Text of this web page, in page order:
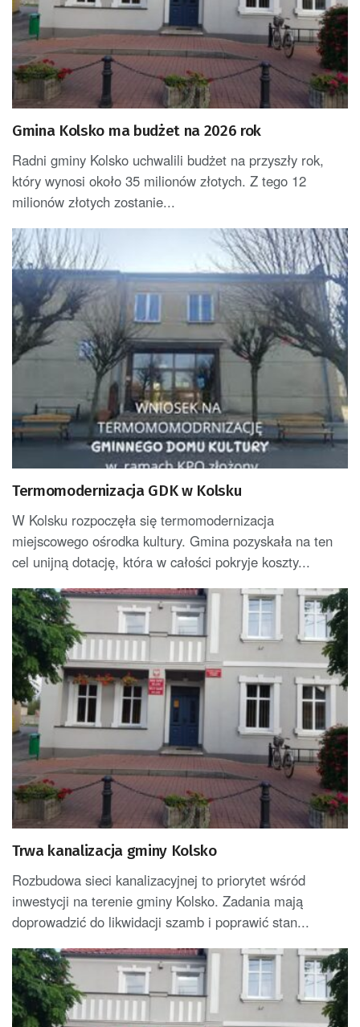
Gmina Kolsko ma budżet na 2026 rok
Radni gminy Kolsko uchwalili budżet na przyszły rok,
który wynosi około 35 milionów złotych. Z tego 12
milionów złotych zostanie...
Termomodernizacja GDK w Kolsku
W Kolsku rozpoczęła się termomodernizacja
miejscowego ośrodka kultury. Gmina pozyskała na ten
cel unijną dotację, która w całości pokryje koszty...
Trwa kanalizacja gminy Kolsko
Rozbudowa sieci kanalizacyjnej to priorytet wśród
inwestycji na terenie gminy Kolsko. Zadania mają
doprowadzić do likwidacji szamb i poprawić stan...